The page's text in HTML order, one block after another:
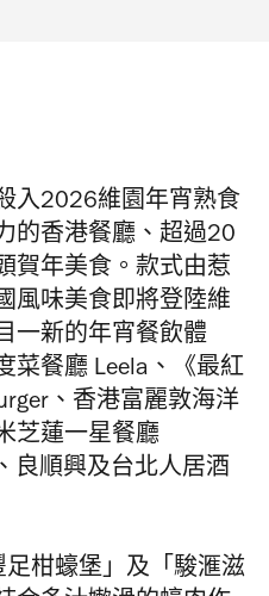
入2026維園年宵熟食
的香港餐廳、超過20
賀年美食。款式由惹
風味美食即將登陸維
一新的年宵 餐飲體
菜餐廳 Leela、《最紅
、香港富麗敦海洋
芝蓮一星餐廳
良順興及台北人居酒
足柑蠔堡」及「駿滙滋